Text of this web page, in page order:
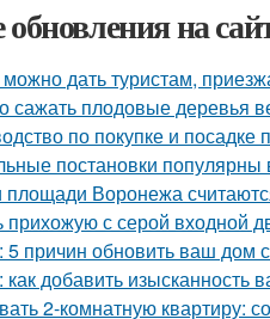
на
можно дать туристам,
сажать плодовые деревья
по покупке и
постановки
площади Воронежа
прихожую с серой входной
причин обновить ваш дом
добавить изысканность
2-комнатную квартиру: